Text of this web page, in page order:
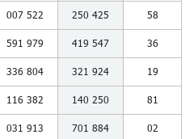
007 522 250 425 58
591 979 419 547 36
336 804 321 924 19
116 382 140 250 81
031 913 701 884 02